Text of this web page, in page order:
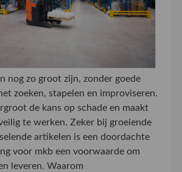
nog zo groot zijn, zonder goede
zoeken, stapelen en improviseren.
de kans op schade en maakt
te werken. Zeker bij groeiende
artikelen is een doordachte
voor mkb een voorwaarde om
leveren. Waarom